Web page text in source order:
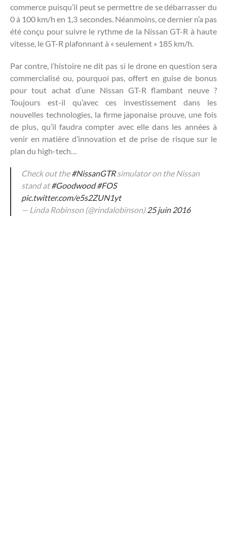
commerce puisqu’il peut se permettre de se débarrasser du
0 à 100 km/h en 1,3 secondes. Néanmoins, ce dernier n’a pas
été conçu pour suivre le rythme de la Nissan GT-R à haute
vitesse, le GT-R plafonnant à « seulement » 185 km/h.
Par contre, l’histoire ne dit pas si le drone en question sera
commercialisé ou, pourquoi pas, offert en guise de bonus
pour tout achat d’une Nissan GT-R flambant neuve ?
Toujours est-il qu’avec ces investissement dans les
nouvelles technologies, la firme japonaise prouve, une fois
de plus, qu’il faudra compter avec elle dans les années à
venir en matière d’innovation et de prise de risque sur le
plan du high-tech…
Check out the#NissanGTRsimulator on the Nissan
stand at#Goodwood #FOS
pic.twitter.com/e5s2ZUN1yt
— Linda Robinson (@rindalobinson)25 juin 2016